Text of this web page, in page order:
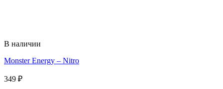
В наличии
Monster Energy – Nitro
349 ₽